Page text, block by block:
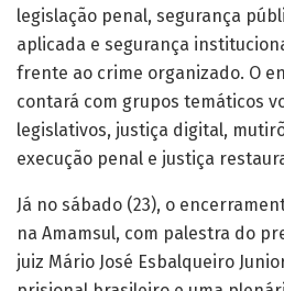
legislação penal, segurança
aplicada e segurança
frente ao crime organizado. O
contará com grupos temáticos
legislativos, justiça digital,
execução penal e justiça
Já no sábado (23), o
na Amamsul, com palestra do
juiz Mário José Esbalqueiro